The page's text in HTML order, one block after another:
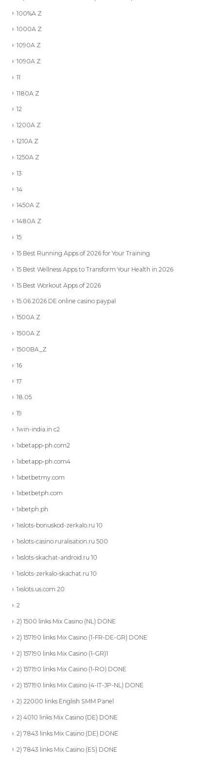
100%A Z
1000A Z
1090A Z
1090A Z
11
1180A Z
12
1200A Z
1210A Z
1250A Z
13
14
1450A Z
1480A Z
15
15 Best Running Apps of 2026 for Your Training
15 Best Wellness Apps to Transform Your Health in 2026
15 Best Workout Apps of 2026
15.06.2026 DE online casino paypal
1500A Z
1500A Z
1500BA_Z
16
17
18.05
19
1win-india.in c2
1xbetapp-ph.com2
1xbetapp-ph.com4
1xbetbetmy.com
1xbetbetph.com
1xbetph.ph
1xslots-bonuskod-zerkalo.ru 10
1xslots-casino.ruralisation.ru 500
1xslots-skachat-android.ru 10
1xslots-zerkalo-skachat.ru 10
1xslots.us.com 20
2
2) 1500 links Mix Casino (NL) DONE
2) 157190 links Mix Casino (1-FR-DE-GR) DONE
2) 157190 links Mix Casino (1-GR)1
2) 157190 links Mix Casino (1-RO) DONE
2) 157190 links Mix Casino (4-IT-JP-NL) DONE
2) 22000 links English SMM Panel
2) 4010 links Mix Casino (DE) DONE
2) 7843 links Mix Casino (DE) DONE
2) 7843 links Mix Casino (ES) DONE